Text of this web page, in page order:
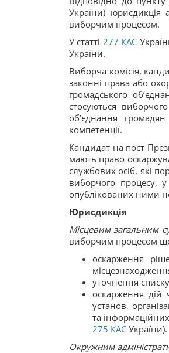
України) юрисдикція
виборчим процесом.
У статті 277 КАС
України.
Виборча комісія,
законні права або
громадського
стосуються
об’єднання
компетенції.
Кандидат на пост
мають право
службових осіб, які
виборчого процесу,
опублікованих ними
Юрисдикція
Місцевим загальним
виборчим процесом
оскарження
уточнення
оскарження дій
установ,
та
275 КАС України).
Окружним